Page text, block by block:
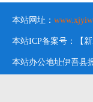
本站网址：
本站ICP备案号：【
本站办公地址伊吾县